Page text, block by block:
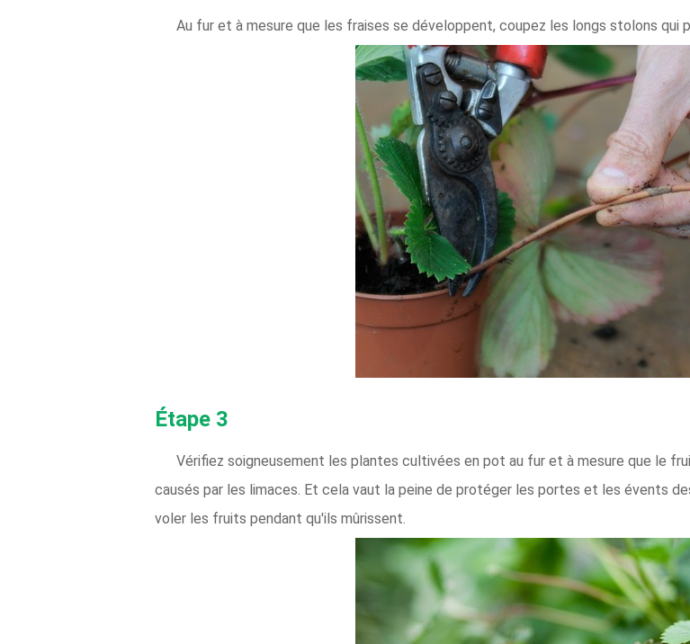
Au fur et à mesure que les fraises se développent, coupez les longs stolons qui
Étape 3
Vérifiez soigneusement les plantes cultivées en pot au fur et à mesure que le
causés par les limaces. Et cela vaut la peine de protéger les portes et les évents
voler les fruits pendant qu'ils mûrissent.